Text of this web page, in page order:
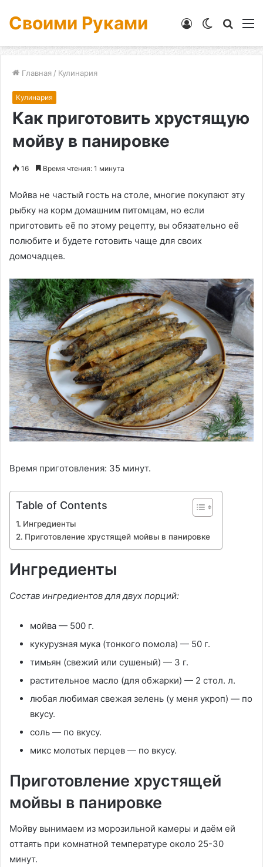
Своими Руками
Switch
Войти
Главная / Кулинария
Кулинария
Как приготовить хрустящую
мойву в панировке
16 Время чтения: 1 минута
Мойва не частый гость на столе, многие покупают эту
рыбку на корм домашним питомцам, но если
приготовить её по этому рецепту, вы обязательно её
полюбите и будете готовить чаще для своих
домочадцев.
Время приготовления: 35 минут.
Table of Contents
Ингредиенты
Приготовление хрустящей мойвы в панировке
Ингредиенты
Состав ингредиентов для двух порций:
мойва — 500 г.
кукурузная мука (тонкого помола) — 50 г.
тимьян (свежий или сушеный) — 3 г.
растительное масло (для обжарки) — 2 стол. л.
любая любимая свежая зелень (у меня укроп) — по
вкусу.
соль — по вкусу.
микс молотых перцев — по вкусу.
Приготовление хрустящей
мойвы в панировке
Мойву вынимаем из морозильной камеры и даём ей
оттаять при комнатной температуре около 25-30
минут.